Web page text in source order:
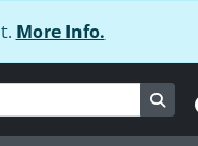
More Info.